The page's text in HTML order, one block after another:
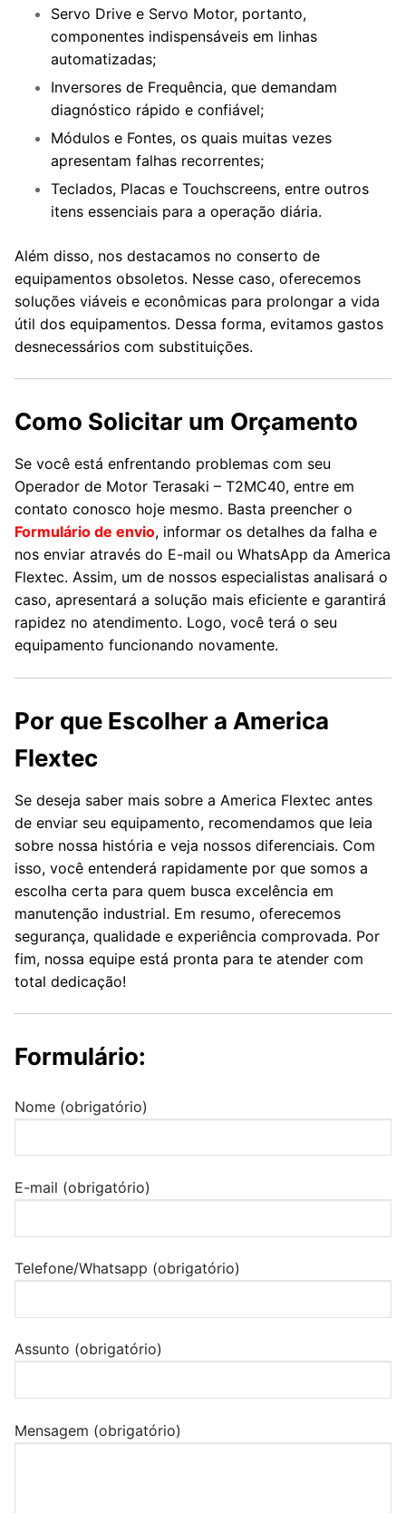
Servo Drive e Servo Motor, portanto,
componentes indispensáveis em linhas
automatizadas;
Inversores de Frequência, que demandam
diagnóstico rápido e confiável;
Módulos e Fontes, os quais muitas vezes
apresentam falhas recorrentes;
Teclados, Placas e Touchscreens, entre outros
itens essenciais para a operação diária.
Além disso, nos destacamos no conserto de
equipamentos obsoletos. Nesse caso, oferecemos
soluções viáveis e econômicas para prolongar a vida
útil dos equipamentos. Dessa forma, evitamos gastos
desnecessários com substituições.
Como Solicitar um Orçamento
Se você está enfrentando problemas com seu
Operador de Motor Terasaki – T2MC40, entre em
contato conosco hoje mesmo. Basta preencher o
Formulário de envio, informar os detalhes da falha e
nos enviar através do E-mail ou WhatsApp da America
Flextec. Assim, um de nossos especialistas analisará o
caso, apresentará a solução mais eficiente e garantirá
rapidez no atendimento. Logo, você terá o seu
equipamento funcionando novamente.
Por que Escolher a America
Flextec
Se deseja saber mais sobre a America Flextec antes
de enviar seu equipamento, recomendamos que leia
sobre nossa história e veja nossos diferenciais. Com
isso, você entenderá rapidamente por que somos a
escolha certa para quem busca excelência em
manutenção industrial. Em resumo, oferecemos
segurança, qualidade e experiência comprovada. Por
fim, nossa equipe está pronta para te atender com
total dedicação!
Formulário:
Nome (obrigatório)
E-mail (obrigatório)
Telefone/Whatsapp (obrigatório)
Assunto (obrigatório)
Mensagem (obrigatório)